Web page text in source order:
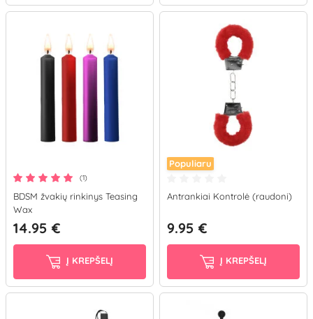
(1)
BDSM žvakių rinkinys Teasing
Wax
14.95 €
Į KREPŠELĮ
Populiaru
Antrankiai Kontrolė (raudoni)
9.95 €
Į KREPŠELĮ